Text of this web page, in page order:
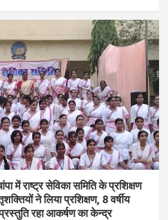
में राष्ट्र सेविका समिति के प्रशिक्षण
ने लिया प्रशिक्षण, 8 वर्षीय
रहा आकर्षण का केन्द्र